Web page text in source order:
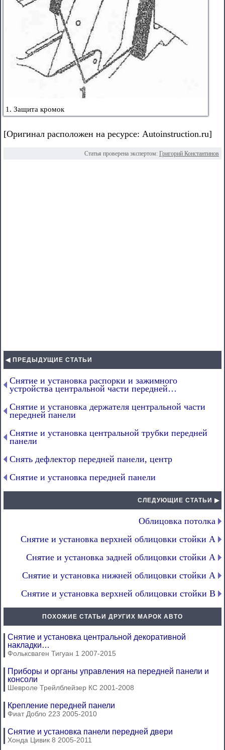
1. Защита кромок
[Оригинал расположен на ресурсе: Autoinstruction.ru]
Статья проверена экспертом: Григорий Константинов
◀ ПРЕДЫДУЩИЕ СТАТЬИ
Снятие и установка распорки и зажимного
устройства центральной части передней…
Снятие и установка держателя центральной части
передней панели
Снятие и установка центральной трубки передней
панели
Снять дефлектор передней панели, центр
Снятие и установка передней панели
СЛЕДУЮЩИЕ СТАТЬИ ▶
Облицовка потолка
Снятие и установка верхней облицовки стойки А
Снятие и установка задней облицовки стойки А
Снятие и установка нижней облицовки стойки А
Снятие и установка верхней облицовки стойки В
ПОХОЖИЕ СТАТЬИ ДРУГИХ МАРОК АВТО
Снятие и установка центральной декоративной
накладки…
Фольксваген Тигуан 1 2007-2015
Приборы и органы управления на передней панели и
консоли
Шевроле Трейлблейзер КС 2001-2008
Крепление передней панели
Фиат Добло 223 2005-2010
Снятие и установка панели передней двери
Хонда Цивик 8 2005-2011